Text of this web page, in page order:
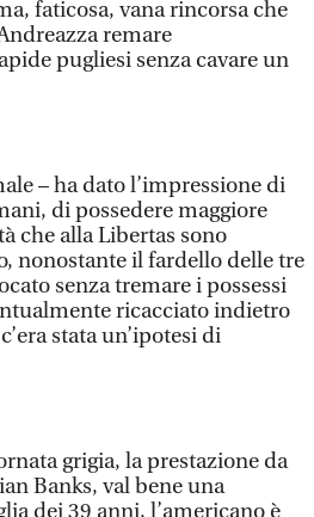
faticosa, vana rincorsa che
remare
pugliesi senza cavare un
– ha dato l’impressione di
di possedere maggiore
che alla Libertas sono
nonostante il fardello delle tre
senza tremare i possessi
ricacciato indietro
stata un’ipotesi di
grigia, la prestazione da
Banks, val bene una
dei 39 anni, l’americano è